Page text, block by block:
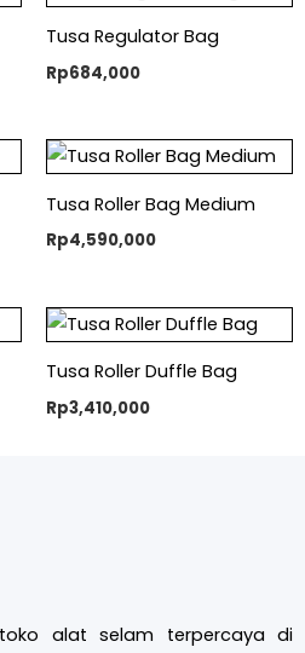
Tusa Regulator Bag
Rp684,000
Tusa Roller Bag Medium
Rp4,590,000
Tusa Roller Duffle Bag
Rp3,410,000
alat selam terpercaya di